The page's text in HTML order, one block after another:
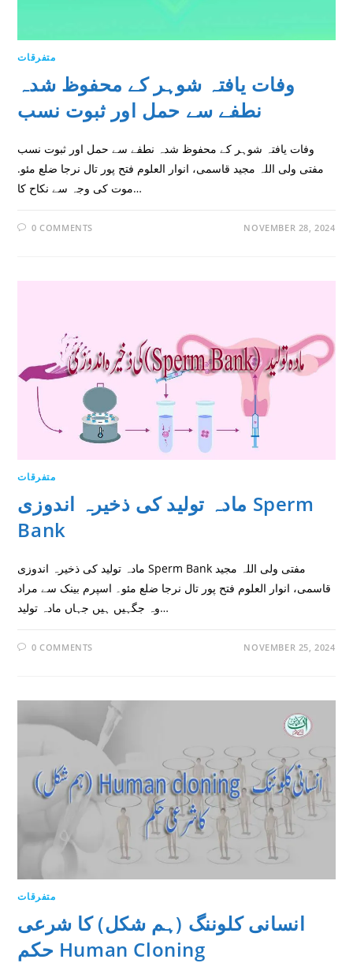
متفرقات
وفات یافتہ شوہر کے محفوظ شدہ
نطفے سے حمل اور ثبوت نسب
وفات یافتہ شوہر کے محفوظ شدہ نطفے سے حمل اور ثبوت نسب
مفتی ولی اللہ مجید قاسمی، انوار العلوم فتح پور تال نرجا ضلع مئو.
موت کی وجہ سے نکاح کا…
0 COMMENTS NOVEMBER 28, 2024
متفرقات
مادہ تولید کی ذخیرہ اندوزی Sperm
Bank
مادہ تولید کی ذخیرہ اندوزی Sperm Bank مفتی ولی اللہ مجید
قاسمی، انوار العلوم فتح پور تال نرجا ضلع مئو۔ اسپرم بینک سے مراد
وہ جگہیں ہیں جہاں مادہ تولید…
0 COMMENTS NOVEMBER 25, 2024
متفرقات
انسانی کلوننگ (ہم شکل) كا شرعى
حكم Human Cloning